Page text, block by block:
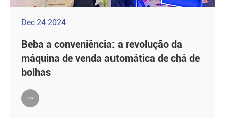
Dec 24 2024
Beba a conveniência: a revolução da
máquina de venda automática de chá de
bolhas
